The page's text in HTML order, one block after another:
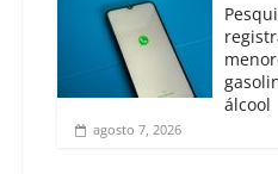
álcool
agosto 7, 2026